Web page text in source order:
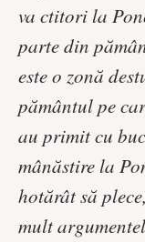
va ctitori la
parte din
este o zonă
pământul pe
au primit cu
mânăstire la
hotărât să
mult